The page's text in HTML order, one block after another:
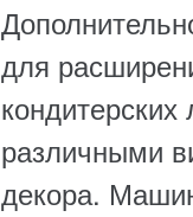
для
различными
декора.